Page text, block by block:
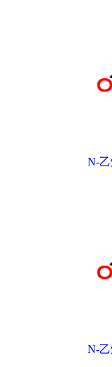
N-乙
N-乙